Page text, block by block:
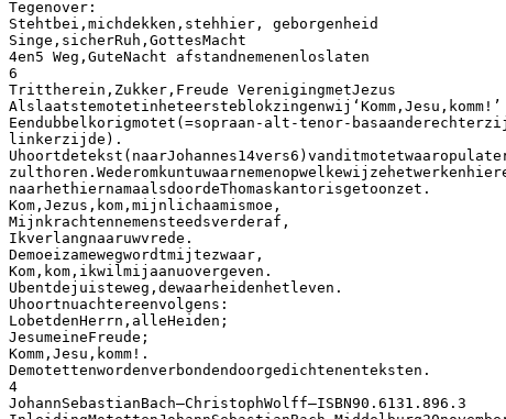
Tegenover:
Stehtbei,michdekken,stehhier, geborgenheid
Singe,sicherRuh,GottesMacht
4en5 Weg,GuteNacht afstandnemenenloslaten
6
Trittherein,Zukker,Freude VerenigingmetJezus
Alslaatstemotetinheteersteblokzingenwij‘Komm,Jesu,komm!’
Eendubbelkorigmotet(=sopraan-alt-tenor-
linkerzijde).
naarhethiernamaalsdoordeThomaskantorisgetoonzet.
Kom,Jezus,kom,mijnlichaamismoe,
Mijnkrachtennemensteedsverderaf,
Ikverlangnaaruwvrede.
Demoeizamewegwordtmijtezwaar,
Kom,kom,ikwilmijaanuovergeven.
Ubentdejuisteweg,dewaarheidenhetleven.
Uhoortnuachtereenvolgens:
LobetdenHerrn,alleHeiden;
JesumeineFreude;
Komm,Jesu,komm!.
Demotettenwordenverbondendoorgedichtenenteksten.
4
JohannSebastianBach–ChristophWolff–ISBN90.6131.896.3